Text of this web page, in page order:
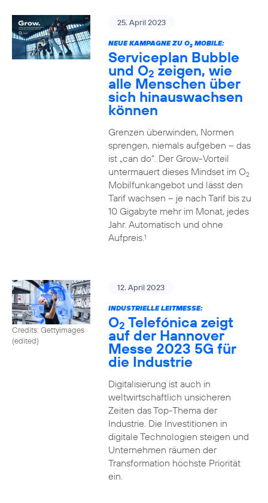
25. April 2023
NEUE KAMPAGNE ZU O2MOBILE:
Serviceplan Bubble
und O2 zeigen, wie
alle Menschen über
sich hinauswachsen
können
Grenzen überwinden, Normen
sprengen, niemals aufgeben – das
ist „can do“. Der Grow-Vorteil
untermauert dieses Mindset im O2
Mobilfunkangebot und lässt den
Tarif wachsen – je nach Tarif bis zu
10 Gigabyte mehr im Monat, jedes
Jahr. Automatisch und ohne
Aufpreis.1
Credits: Gettyimages
(edited)
12. April 2023
INDUSTRIELLE LEITMESSE:
O2 Telefónica zeigt
auf der Hannover
Messe 2023 5G für
die Industrie
Digitalisierung ist auch in
weltwirtschaftlich unsicheren
Zeiten das Top-Thema der
Industrie. Die Investitionen in
digitale Technologien steigen und
Unternehmen räumen der
Transformation höchste Priorität
ein.